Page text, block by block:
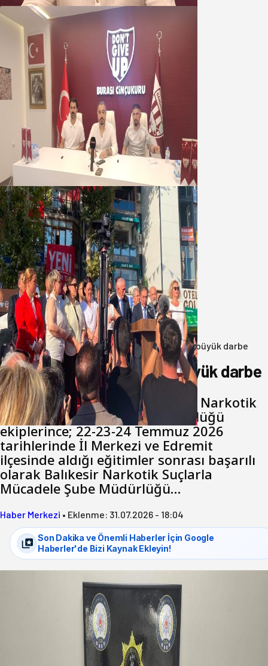
Oğuzbeyi : Transferlerde takımın
geleceğini, kulübün ekonomisini
düşündük
Yeni Parti Bandırma Teşkilatı kuruldu
06 Ağustos 2026
Anasayfa/3.Sayfa/Balıkesir’de uyuşturucuya büyük darbe
Balıkesir’de uyuşturucuya büyük darbe
Balıkesir İl Emniyet Müdürlüğü Narkotik
Suçlarla Mücadele Şube Müdürlüğü
ekiplerince; 22-23-24 Temmuz 2026
tarihlerinde İl Merkezi ve Edremit
ilçesinde aldığı eğitimler sonrası başarılı
olarak Balıkesir Narkotik Suçlarla
Mücadele Şube Müdürlüğü…
Haber Merkezi • Eklenme: 31.07.2026 - 18:04
Son Dakika ve Önemli Haberler İçin Google
Haberler'de Bizi Kaynak Ekleyin!